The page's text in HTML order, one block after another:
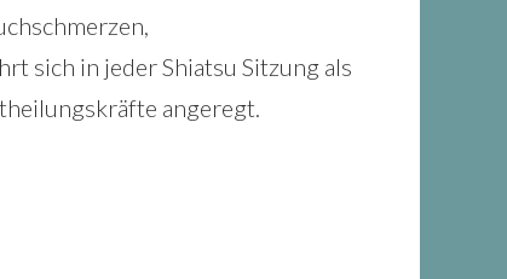
sich in jeder Shiatsu Sitzung als
angeregt.